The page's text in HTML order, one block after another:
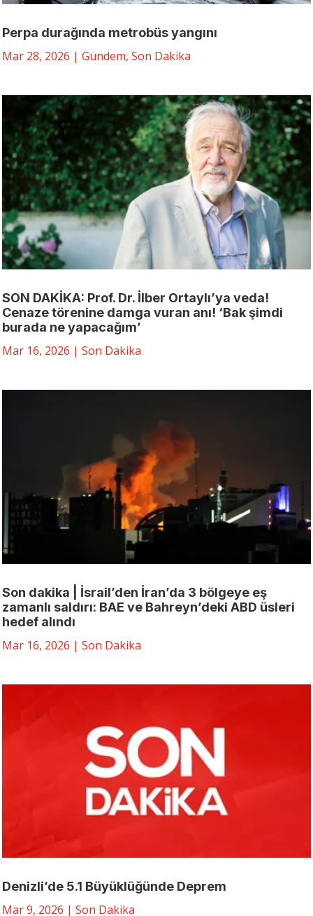
Perpa durağında metrobüs yangını
Mar 28, 2026 | Gündem, Son Dakika
SON DAKİKA: Prof. Dr. İlber Ortaylı’ya veda!
Cenaze törenine damga vuran anı! ‘Bak şimdi
burada ne yapacağım’
Mar 16, 2026 | Son Dakika
Son dakika | İsrail’den İran’da 3 bölgeye eş
zamanlı saldırı: BAE ve Bahreyn’deki ABD üsleri
hedef alındı
Mar 16, 2026 | Son Dakika
Denizli’de 5.1 Büyüklüğünde Deprem
Mar 9, 2026 | Son Dakika